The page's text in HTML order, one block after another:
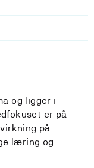
og ligger i
er på
på
læring og